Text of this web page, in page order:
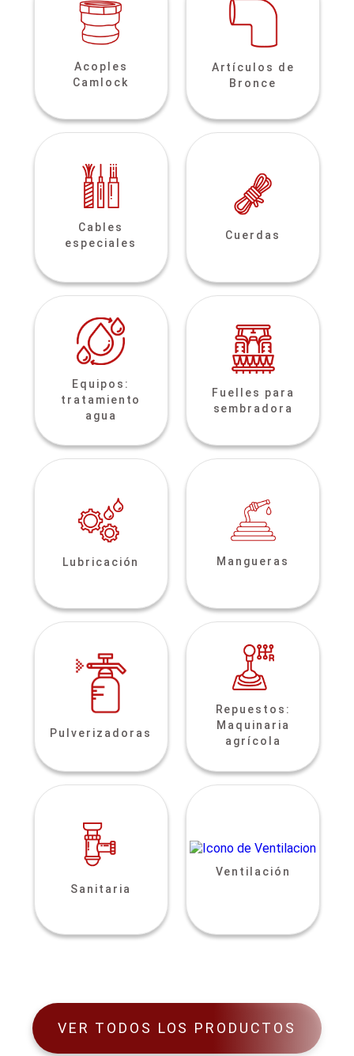
Acoples
Camlock
Artículos de
Bronce
Cables
especiales
Cuerdas
Equipos:
tratamiento
agua
Fuelles para
sembradora
Lubricación Mangueras
Pulverizadoras
Repuestos:
Maquinaria
agrícola
Sanitaria
Ventilación
VER TODOS LOS PRODUCTOS